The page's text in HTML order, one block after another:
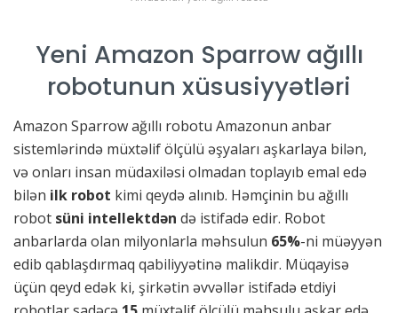
Yeni Amazon Sparrow ağıllı
robotunun xüsusiyyətləri
Amazon Sparrow ağıllı robotu Amazonun anbar
sistemlərində müxtəlif ölçülü əşyaları aşkarlaya bilən,
və onları insan müdaxiləsi olmadan toplayıb emal edə
bilən ilk robot kimi qeydə alınıb. Həmçinin bu ağıllı
robot süni intellektdən də istifadə edir. Robot
anbarlarda olan milyonlarla məhsulun 65%-ni müəyyən
edib qablaşdırmaq qabiliyyətinə malikdir. Müqayisə
üçün qeyd edək ki, şirkətin əvvəllər istifadə etdiyi